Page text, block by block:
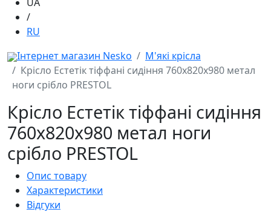
/
RU
Інтернет магазин Nesko
М'які крісла
Крісло Естетік тіффані сидіння 760x820x980 метал
ноги срібло PRESTOL
Крісло Естетік тіффані сидіння
760x820x980 метал ноги
срібло PRESTOL
Опис товару
Характеристики
Відгуки